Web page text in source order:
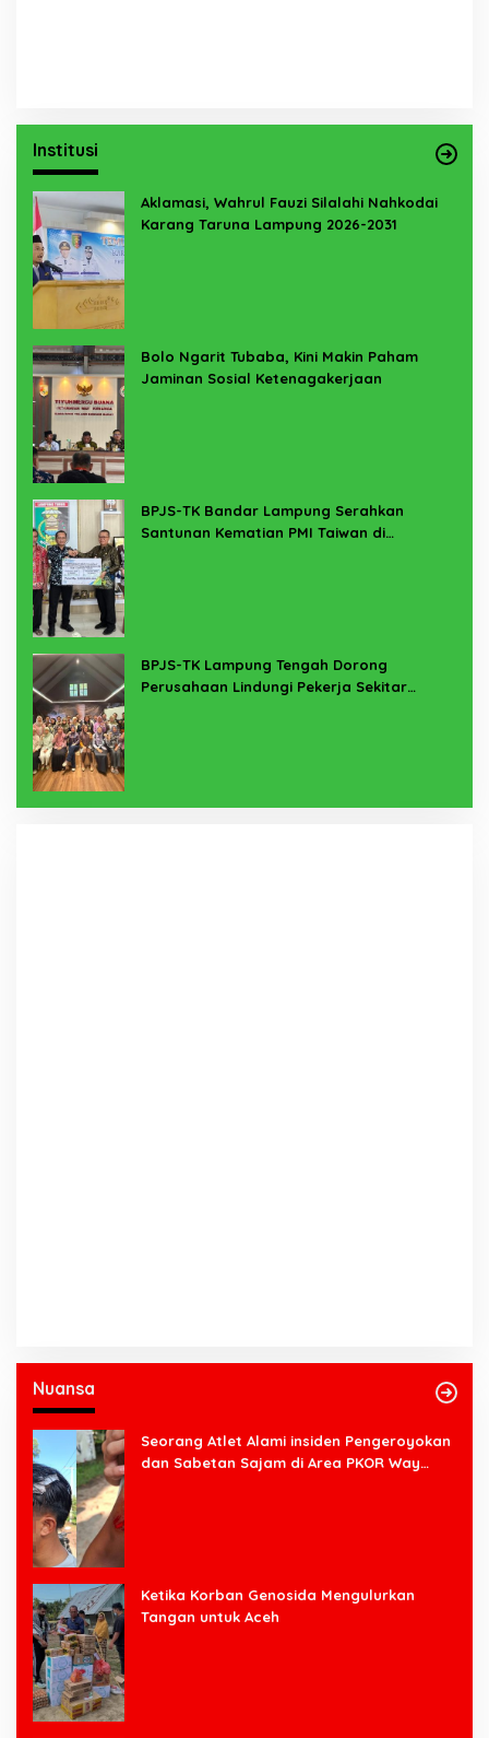
Institusi
Aklamasi, Wahrul Fauzi Silalahi Nahkodai
Karang Taruna Lampung 2026-2031
Bolo Ngarit Tubaba, Kini Makin Paham
Jaminan Sosial Ketenagakerjaan
BPJS-TK Bandar Lampung Serahkan
Santunan Kematian PMI Taiwan di
BPJS-TK Lampung Tengah Dorong
Perusahaan Lindungi Pekerja Sekitar
Nuansa
Seorang Atlet Alami insiden Pengeroyokan
dan Sabetan Sajam di Area PKOR Way
Ketika Korban Genosida Mengulurkan
Tangan untuk Aceh